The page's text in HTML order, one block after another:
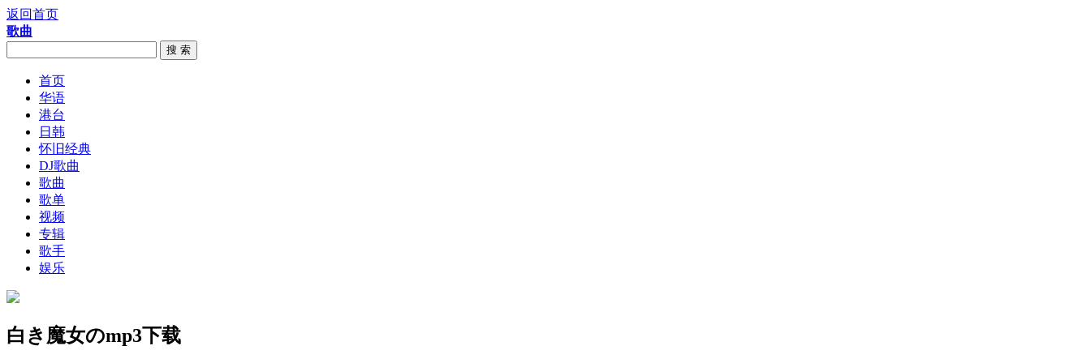
返回首页
歌曲
搜 索
首页
华语
港台
日韩
怀旧经典
DJ歌曲
歌曲
歌单
视频
专辑
歌手
娱乐
白き魔女のmp3下载